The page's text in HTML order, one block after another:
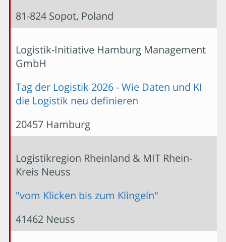
81-824 Sopot, Poland
Logistik-Initiative Hamburg Management
GmbH
Tag der Logistik 2026 - Wie Daten und KI
die Logistik neu definieren
20457 Hamburg
Logistikregion Rheinland & MIT Rhein-
Kreis Neuss
"vom Klicken bis zum Klingeln"
41462 Neuss